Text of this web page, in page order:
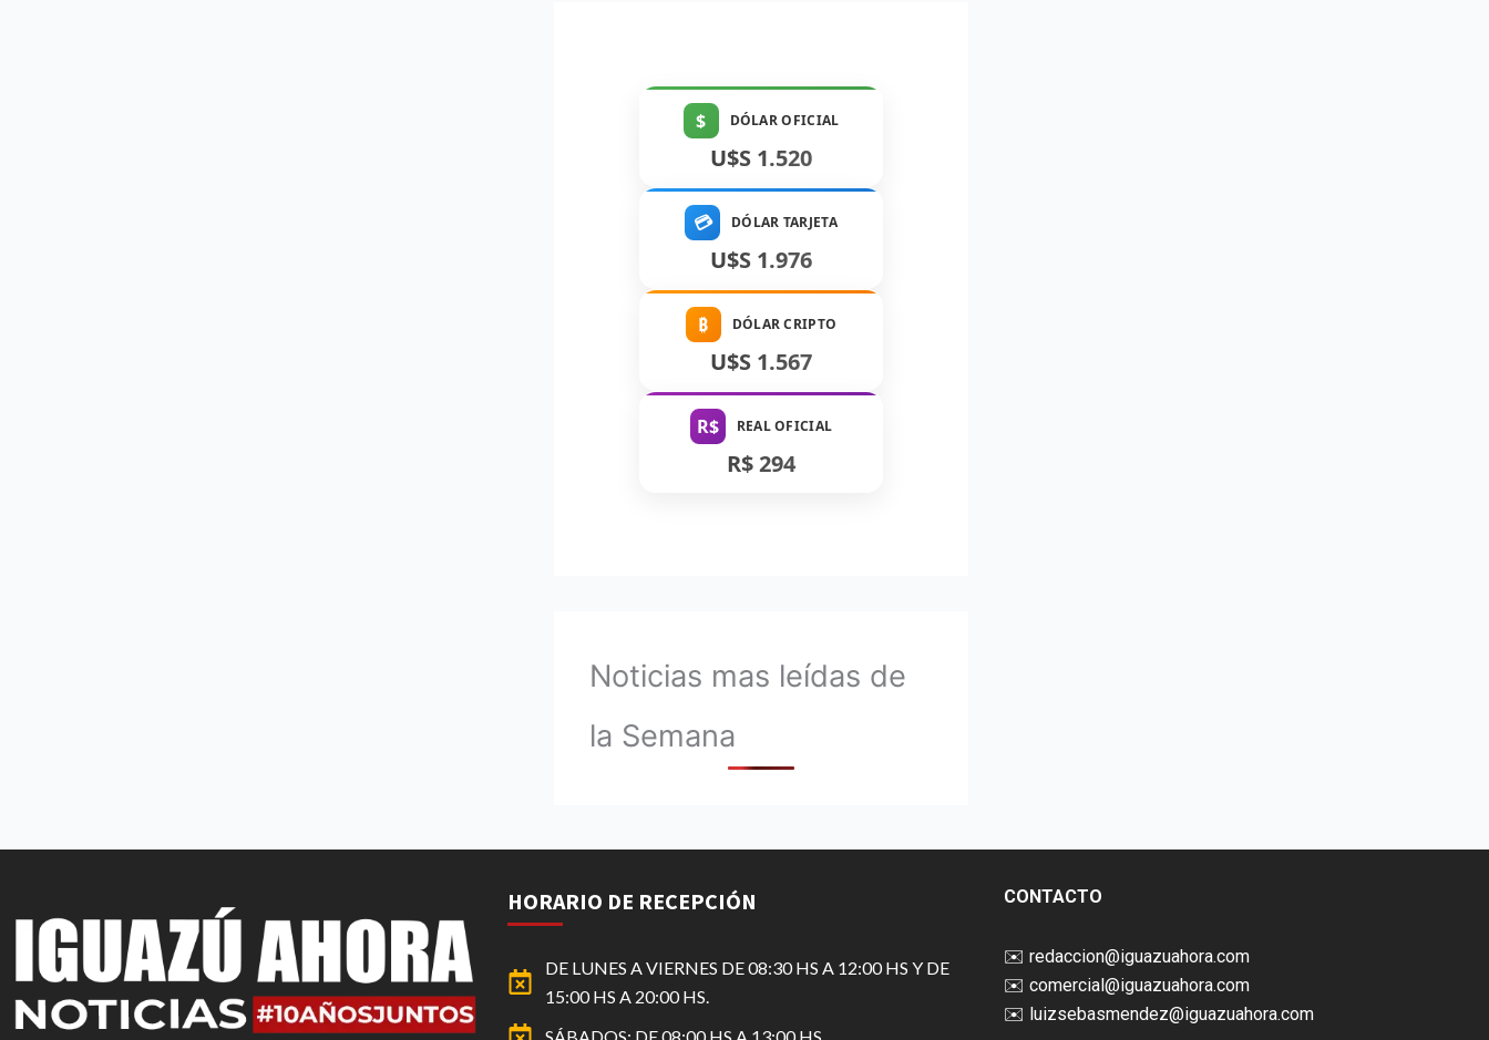
$ DÓLAR OFICIAL
U$S 1.520
💳 DÓLAR TARJETA
U$S 1.976
₿ DÓLAR CRIPTO
U$S 1.567
R$ REAL OFICIAL
R$ 294
Noticias mas leídas de
la Semana
HORARIO DE RECEPCIÓN
DE LUNES A VIERNES DE 08:30 HS A 12:00 HS Y DE
15:00 HS A 20:00 HS.
CONTACTO
✉️ redaccion@iguazuahora.com
✉️ comercial@iguazuahora.com
✉️ luizsebasmendez@iguazuahora.com